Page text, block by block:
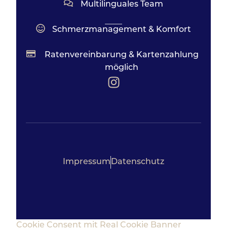
Multilinguales Team
Schmerzmanagement & Komfort
Ratenvereinbarung & Kartenzahlung
möglich
Impressum Datenschutz
Cookie Consent mit Real Cookie Banner